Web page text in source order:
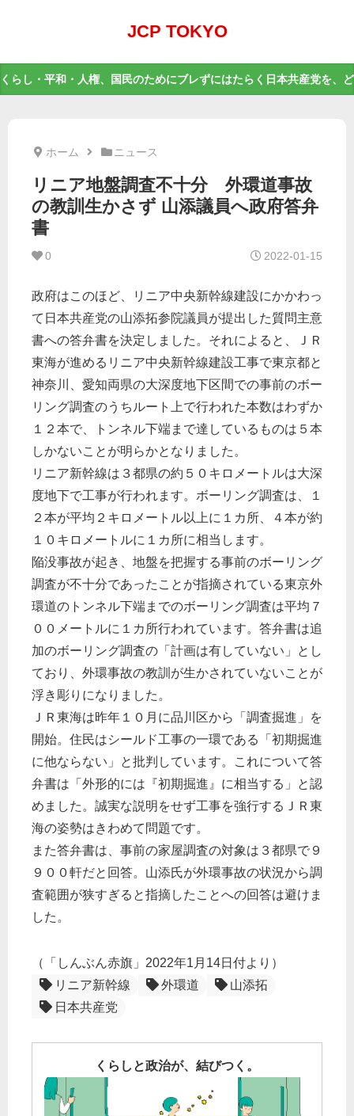
JCP TOKYO
くらし・平和・人権、国民のためにブレずにはたらく日本共産党を、
ホーム ニュース
リニア地盤調査不十分 外環道事故
の教訓生かさず 山添議員へ政府答弁
書
0 2022-01-15
政府はこのほど、リニア中央新幹線建設にかかわっ
て日本共産党の山添拓参院議員が提出した質問主意
書への答弁書を決定しました。それによると、ＪＲ
東海が進めるリニア中央新幹線建設工事で東京都と
神奈川、愛知両県の大深度地下区間での事前のボー
リング調査のうちルート上で行われた本数はわずか
１２本で、トンネル下端まで達しているものは５本
しかないことが明らかとなりました。
リニア新幹線は３都県の約５０キロメートルは大深
度地下で工事が行われます。ボーリング調査は、１
２本が平均２キロメートル以上に１カ所、４本が約
１０キロメートルに１カ所に相当します。
陥没事故が起き、地盤を把握する事前のボーリング
調査が不十分であったことが指摘されている東京外
環道のトンネル下端までのボーリング調査は平均７
００メートルに１カ所行われています。答弁書は追
加のボーリング調査の「計画は有していない」とし
ており、外環事故の教訓が生かされていないことが
浮き彫りになりました。
ＪＲ東海は昨年１０月に品川区から「調査掘進」を
開始。住民はシールド工事の一環である「初期掘進
に他ならない」と批判しています。これについて答
弁書は「外形的には『初期掘進』に相当する」と認
めました。誠実な説明をせず工事を強行するＪＲ東
海の姿勢はきわめて問題です。
また答弁書は、事前の家屋調査の対象は３都県で９
９００軒だと回答。山添氏が外環事故の状況から調
査範囲が狭すぎると指摘したことへの回答は避けま
した。
（「しんぶん赤旗」2022年1月14日付より）
リニア新幹線
外環道
山添拓
日本共産党
くらしと政治が、結びつく。